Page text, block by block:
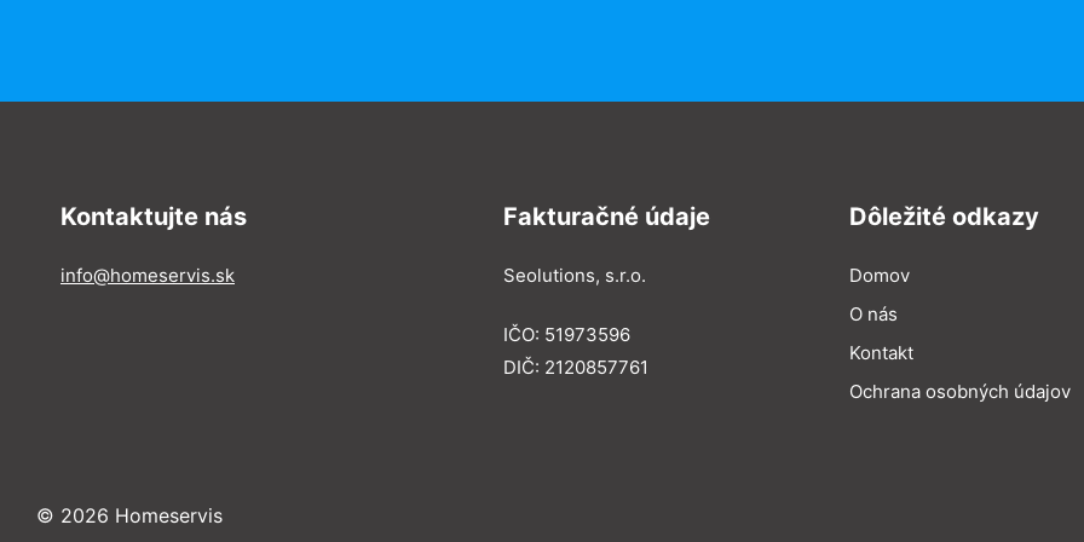
Kontaktujte nás
info@homeservis.sk
Fakturačné údaje
Seolutions, s.r.o.
IČO: 51973596
DIČ: 2120857761
Dôležité odkazy
Domov
O nás
Kontakt
Ochrana osobných údajov
© 2026 Homeservis